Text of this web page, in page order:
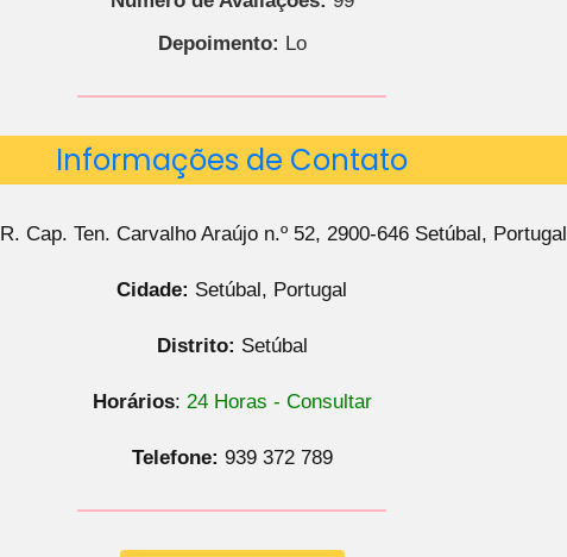
Depoimento: Lo
Informações de Contato
R. Cap. Ten. Carvalho Araújo n.º 52, 2900-646 Setúbal, Portugal
Cidade: Setúbal, Portugal
Distrito: Setúbal
Horários: 24 Horas - Consultar
Telefone: 939 372 789